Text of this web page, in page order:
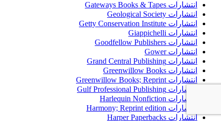
انتشارات Gateways Books & Tapes
انتشارات Geological Society
انتشارات Getty Conservation Institute
انتشارات Giappichelli
انتشارات Goodfellow Publishers
انتشارات Gower
انتشارات Grand Central Publishing
انتشارات Greenwillow Books
انتشارات Greenwillow Books; Reprint
انتشارات Gulf Professional Publishing
انتشارات Harlequin Nonfiction
انتشارات Harmony; Reprint edition
انتشارات Harper Paperbacks